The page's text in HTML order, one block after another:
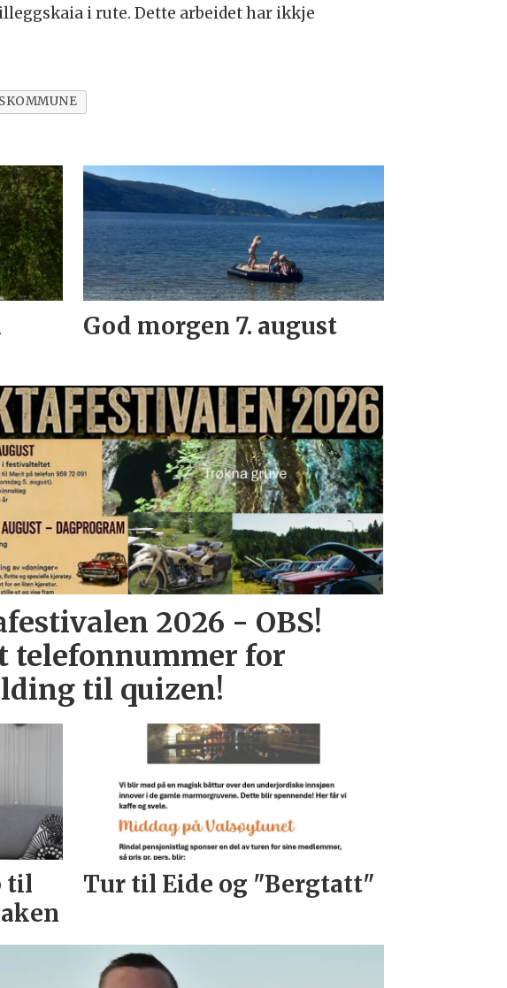
i rute. Dette arbeidet har ikkje
God morgen 7. august
2026 - OBS!
telefonnummer for
til quizen!
til
Tur til Eide og "Bergtatt"